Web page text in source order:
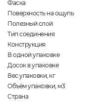
Фаска
Поверхность на ощупь
Полезный слой
Тип соединения
Конструкция
В одной упаковке
Досок в упаковке
Вес упаковки, кг
Объём упаковки, м3
Страна